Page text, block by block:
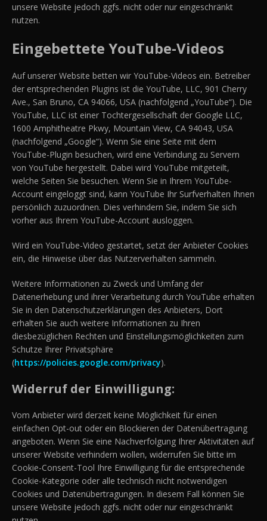
unsere Website jedoch ggfs. nicht oder nur eingeschränkt
nutzen.
Eingebettete YouTube-Videos
Auf unserer Website betten wir YouTube-Videos ein. Betreiber
der entsprechenden Plugins ist die YouTube, LLC, 901 Cherry
Ave., San Bruno, CA 94066, USA (nachfolgend „YouTube“). Die
YouTube, LLC ist einer Tochtergesellschaft der Google LLC,
1600 Amphitheatre Pkwy, Mountain View, CA 94043, USA
(nachfolgend „Google“). Wenn Sie eine Seite mit dem
YouTube-Plugin besuchen, wird eine Verbindung zu Servern
von YouTube hergestellt. Dabei wird YouTube mitgeteilt,
welche Seiten Sie besuchen. Wenn Sie in Ihrem YouTube-
Account eingeloggt sind, kann YouTube Ihr Surfverhalten Ihnen
persönlich zuzuordnen. Dies verhindern Sie, indem Sie sich
vorher aus Ihrem YouTube-Account ausloggen.
Wird ein YouTube-Video gestartet, setzt der Anbieter Cookies
ein, die Hinweise über das Nutzerverhalten sammeln.
Weitere Informationen zu Zweck und Umfang der
Datenerhebung und ihrer Verarbeitung durch YouTube erhalten
Sie in den Datenschutzerklärungen des Anbieters, Dort
erhalten Sie auch weitere Informationen zu Ihren
diesbezüglichen Rechten und Einstellungsmöglichkeiten zum
Schutze Ihrer Privatsphäre
(https://policies.google.com/privacy).
Widerruf der Einwilligung:
Vom Anbieter wird derzeit keine Möglichkeit für einen
einfachen Opt-out oder ein Blockieren der Datenübertragung
angeboten. Wenn Sie eine Nachverfolgung Ihrer Aktivitäten auf
unserer Website verhindern wollen, widerrufen Sie bitte im
Cookie-Consent-Tool Ihre Einwilligung für die entsprechende
Cookie-Kategorie oder alle technisch nicht notwendigen
Cookies und Datenübertragungen. In diesem Fall können Sie
unsere Website jedoch ggfs. nicht oder nur eingeschränkt